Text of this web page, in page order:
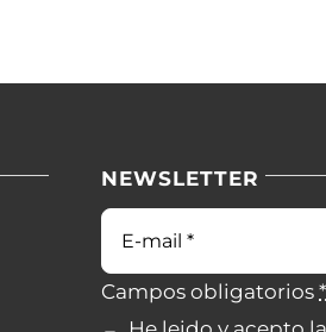
NEWSLETTER
Campos obligatorios*